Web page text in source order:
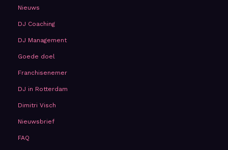
Nieuws
DJ Coaching
DJ Management
Goede doel
Franchisenemer
DJ in Rotterdam
Dimitri Visch
Nieuwsbrief
FAQ